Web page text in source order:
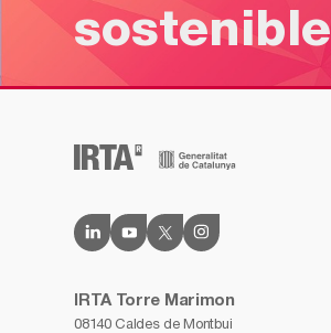
sostenible
IRTA Torre Marimon
08140 Caldes de Montbui